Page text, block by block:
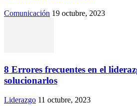
Comunicación 19 octubre, 2023
8 Errores frecuentes en el
solucionarlos
Liderazgo 11 octubre, 2023